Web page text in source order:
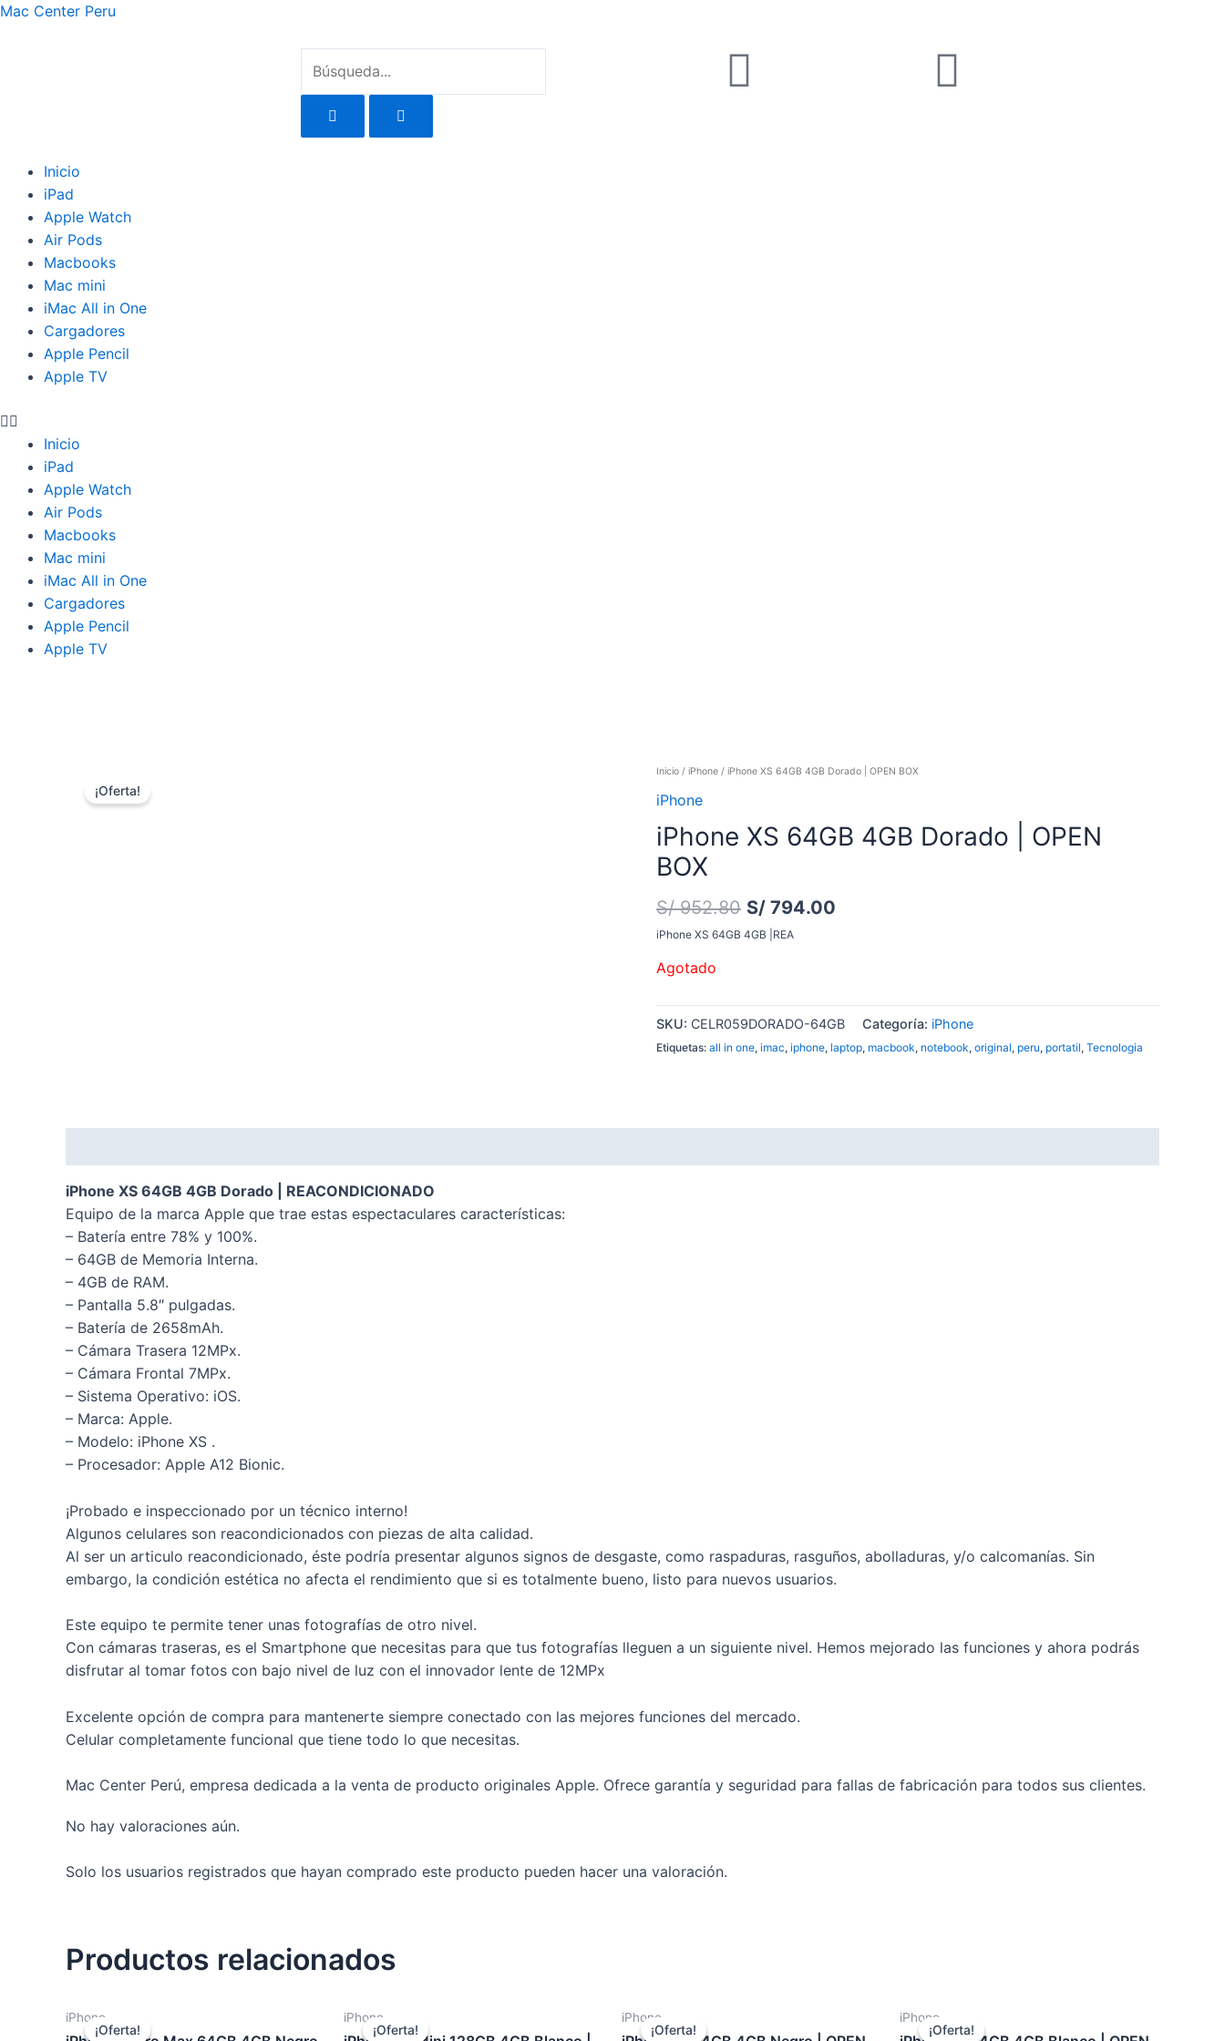
Ir
Mac Center Peru
Inicio
iPad
Apple Watch
Air Pods
Macbooks
Mac mini
iMac All in One
Cargadores
Apple Pencil
Apple TV
Menu
Inicio
iPad
Apple Watch
Air Pods
Macbooks
Mac mini
iMac All in One
Cargadores
Apple Pencil
Apple TV
¡Oferta!
Inicio / iPhone / iPhone XS 64GB 4GB Dorado | OPEN BOX
iPhone
iPhone XS 64GB 4GB Dorado | OPEN
BOX
S/952.80 S/ 794.00
iPhone XS 64GB 4GB |REA
Agotado
SKU: CELR059DORADO-64GB Categoría: iPhone
Etiquetas: all in one, imac, iphone, laptop, macbook, notebook, original, peru, portatil, Tecnologia
iPhone XS 64GB 4GB Dorado | REACONDICIONADO
Equipo de la marca Apple que trae estas espectaculares características:
– Batería entre 78% y 100%.
– 64GB de Memoria Interna.
– 4GB de RAM.
– Pantalla 5.8″ pulgadas.
– Batería de 2658mAh.
– Cámara Trasera 12MPx.
– Cámara Frontal 7MPx.
– Sistema Operativo: iOS.
– Marca: Apple.
– Modelo: iPhone XS .
– Procesador: Apple A12 Bionic.
¡Probado e inspeccionado por un técnico interno!
Algunos celulares son reacondicionados con piezas de alta calidad.
Al ser un articulo reacondicionado, éste podría presentar algunos signos de desgaste, como raspaduras, rasguños, abolladuras, y/o calcomanías. Sin
embargo, la condición estética no afecta el rendimiento que si es totalmente bueno, listo para nuevos usuarios.
Este equipo te permite tener unas fotografías de otro nivel.
Con cámaras traseras, es el Smartphone que necesitas para que tus fotografías lleguen a un siguiente nivel. Hemos mejorado las funciones y ahora podrás
disfrutar al tomar fotos con bajo nivel de luz con el innovador lente de 12MPx
Excelente opción de compra para mantenerte siempre conectado con las mejores funciones del mercado.
Celular completamente funcional que tiene todo lo que necesitas.
Mac Center Perú, empresa dedicada a la venta de producto originales Apple. Ofrece garantía y seguridad para fallas de fabricación para todos sus clientes.
No hay valoraciones aún.
Solo los usuarios registrados que hayan comprado este producto pueden hacer una valoración.
Productos relacionados
¡Oferta!
¡Oferta!
iPhone
¡Oferta!
¡Oferta!
iPhone
¡Oferta!
¡Oferta!
iPhone
¡Oferta!
¡Oferta!
iPhone